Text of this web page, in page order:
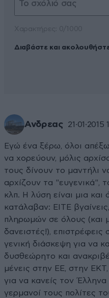
Διαβάστε και
Ανδρεας 21·01·2015
Εγώ ένα ξέρω, όλοι
να χορεύουν, μόλις
τους δίνουν το μαντήλι
αρχίζουν τα "ευγενικά",
κλπ. Η λύση είναι μια
κατάλαβαν: ΕΙΤΕ
πληρωμών σε όλους (και
δανειστές!),
γενική διάσκεψη για να
δυσθεώρητο και
μένεις στην ΕΕ, στην
για να κανείς τον
γερμανοί τους πολίτες